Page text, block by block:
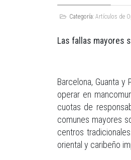
Categoría: Artículos de
Las fallas mayores
Barcelona, Guanta
operar en
cuotas de
comunes mayores
centros
oriental y caribeño